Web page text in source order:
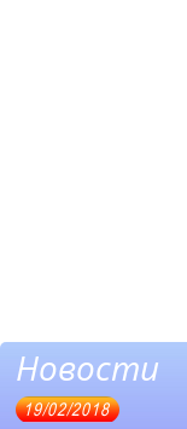
Новости
19/02/2018